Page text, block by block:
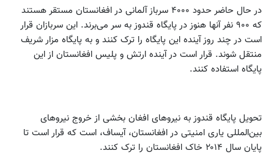
در حال حاضر حدود ۴۰۰۰ سرباز آلمانی در افغانستان مستقر هستند
که ۹۰۰ نفر آنها هنوز در پایگاه قندوز به سر می‌برند. این سربازان قرار
است در چند روز آینده این پایگاه را ترک کنند و به پایگاه مزار شریف
منتقل شوند. قرار است در آینده ارتش و پلیس افغانستان از این
پایگاه استفاده کنند.
تحویل پایگاه قندوز به نیروهای افغان بخشی از خروج نیروهای
بین‌المللی یاری امنیتی در افغانستان، آیساف، است که قرار است تا
پایان سال ۲۰۱۴ خاک افغانستان را ترک کنند.